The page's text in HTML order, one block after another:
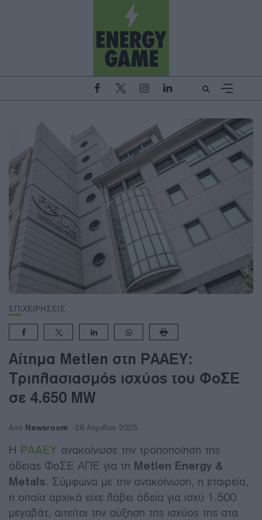
ΕΠΙΧΕΙΡΗΣΕΙΣ
Αίτημα Metlen στη ΡΑΑΕΥ:
Τριπλασιασμός ισχύος του ΦοΣΕ
σε 4.650 MW
Από Newsroom 28 Απριλίου 2025
Η ΡΑΑΕΥ ανακοίνωσε την τροποποίηση της
άδειας ΦοΣΕ ΑΠΕ για τη Metlen Energy &
Metals. Σύμφωνα με την ανακοίνωση, η εταιρεία,
η οποία αρχικά είχε λάβει άδεια για ισχύ 1.500
μεγαβάτ, αιτείται την αύξηση της ισχύος της στα